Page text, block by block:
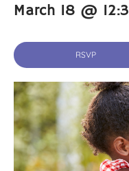
March 18 @
RSVP